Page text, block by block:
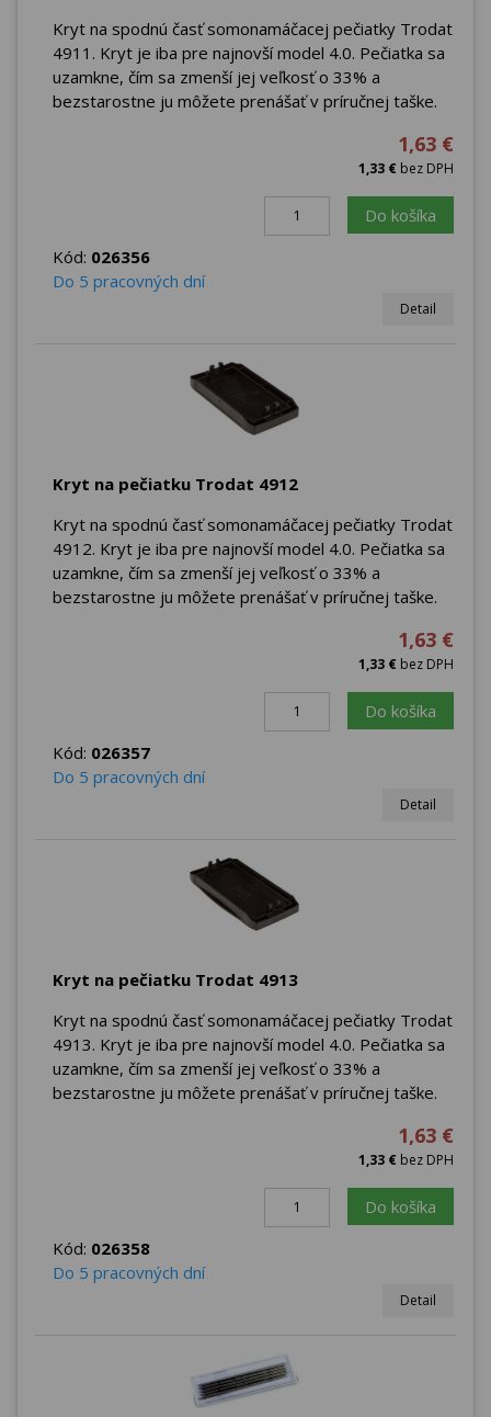
Kryt na spodnú časť somonamáčacej pečiatky Trodat
4911. Kryt je iba pre najnovší model 4.0. Pečiatka sa
uzamkne, čím sa zmenší jej veľkosť o 33% a
bezstarostne ju môžete prenášať v príručnej taške.
1,63 €
1,33 € bez DPH
Do košíka
Kód: 026356
Do 5 pracovných dní
Detail
Kryt na pečiatku Trodat 4912
Kryt na spodnú časť somonamáčacej pečiatky Trodat
4912. Kryt je iba pre najnovší model 4.0. Pečiatka sa
uzamkne, čím sa zmenší jej veľkosť o 33% a
bezstarostne ju môžete prenášať v príručnej taške.
1,63 €
1,33 € bez DPH
Do košíka
Kód: 026357
Do 5 pracovných dní
Detail
Kryt na pečiatku Trodat 4913
Kryt na spodnú časť somonamáčacej pečiatky Trodat
4913. Kryt je iba pre najnovší model 4.0. Pečiatka sa
uzamkne, čím sa zmenší jej veľkosť o 33% a
bezstarostne ju môžete prenášať v príručnej taške.
1,63 €
1,33 € bez DPH
Do košíka
Kód: 026358
Do 5 pracovných dní
Detail